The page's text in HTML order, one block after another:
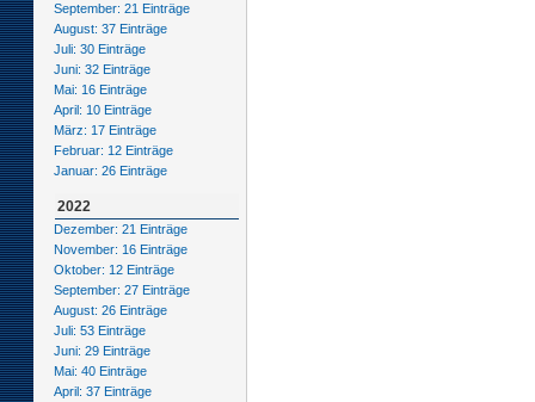
September: 21 Einträge
August: 37 Einträge
Juli: 30 Einträge
Juni: 32 Einträge
Mai: 16 Einträge
April: 10 Einträge
März: 17 Einträge
Februar: 12 Einträge
Januar: 26 Einträge
2022
Dezember: 21 Einträge
November: 16 Einträge
Oktober: 12 Einträge
September: 27 Einträge
August: 26 Einträge
Juli: 53 Einträge
Juni: 29 Einträge
Mai: 40 Einträge
April: 37 Einträge